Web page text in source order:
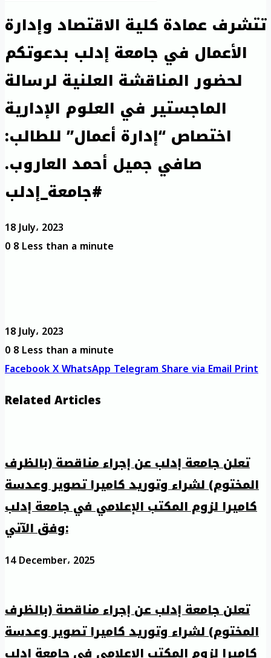
تتشرف عمادة كلية الاقتصاد وإدارة
الأعمال في جامعة إدلب بدعوتكم
لحضور المناقشة العلنية لرسالة
الماجستير في العلوم الإدارية
اختصاص “إدارة أعمال” للطالب:
صافي جميل أحمد العاروب.
#جامعة_إدلب
18 July، 2023
08Less than a minute
18 July، 2023
08Less than a minute
FacebookXWhatsAppTelegramShare via EmailPrint
Related Articles
تعلن جامعة إدلب عن إجراء مناقصة (بالظرف
المختوم) لشراء وتوريد كاميرا تصوير وعدسة
كاميرا لزوم المكتب الإعلامي في جامعة إدلب
وفق الآتي:
14 December، 2025
تعلن جامعة إدلب عن إجراء مناقصة (بالظرف
المختوم) لشراء وتوريد كاميرا تصوير وعدسة